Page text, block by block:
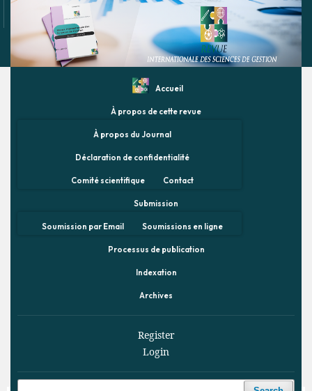
Accueil
À propos de cette revue
À propos du Journal
Déclaration de confidentialité
Comité scientifique Contact
Submission
Soumission par Email Soumissions en ligne
Processus de publication
Indexation
Archives
Register
Login